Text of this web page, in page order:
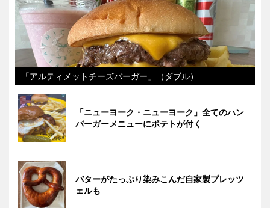
「アルティメットチーズバーガー」（ダブル）
「ニューヨーク・ニューヨーク」全てのハン
バーガーメニューにポテトが付く
バターがたっぷり染みこんだ自家製プレッツ
ェルも